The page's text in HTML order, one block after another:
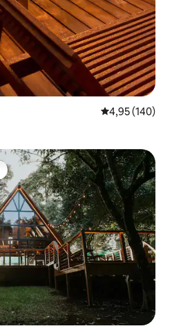
Évaluation
4,95 (140)